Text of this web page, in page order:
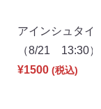
アインシュタイ
（8/21 13:30）
¥1500 (税込)